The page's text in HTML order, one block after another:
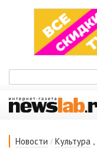
Новости / Культура ,